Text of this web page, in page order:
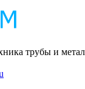
трубы и